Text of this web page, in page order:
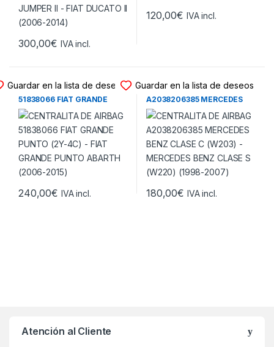
300,00€ IVA incl.
120,00€ IVA incl.
Guardar en la lista de deseos
CENTRALITA DE AIRBAG
51838066 FIAT GRANDE
PUNTO (2Y-4C) – FIAT
GRANDE PUNTO ABARTH
(2006-2015)
240,00€ IVA incl.
Guardar en la lista de deseos
CENTRALITA DE AIRBAG
A2038206385 MERCEDES
BENZ CLASE C (W203) –
MERCEDES BENZ CLASE S
(W220) (1998-2007)
180,00€ IVA incl.
Atención al Cliente